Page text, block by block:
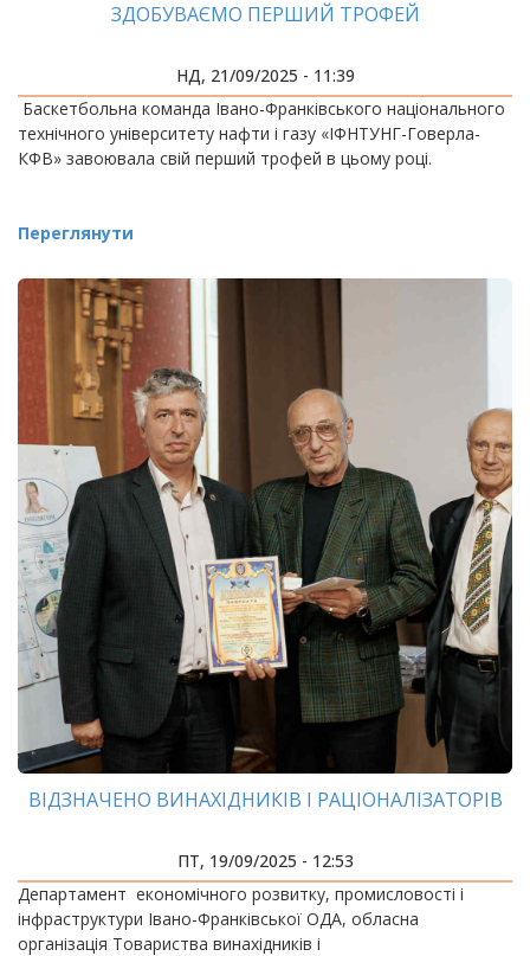
ЗДОБУВАЄМО ПЕРШИЙ ТРОФЕЙ
НД, 21/09/2025 - 11:39
Баскетбольна команда Івано-Франківського національного
технічного університету нафти і газу «ІФНТУНГ-Говерла-
КФВ» завоювала свій перший трофей в цьому році.
Переглянути
ВІДЗНАЧЕНО ВИНАХІДНИКІВ І РАЦІОНАЛІЗАТОРІВ
ПТ, 19/09/2025 - 12:53
Департамент економічного розвитку, промисловості і
інфраструктури Івано-Франківської ОДА, обласна
організація Товариства винахідників і